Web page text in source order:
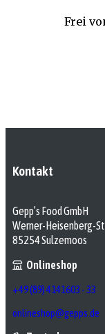
Frei
Kontakt
Gepp’s Food GmbH
Werner-Heisenberg-
85254 Sulzemoos
Onlineshop
+49 (89) 4141603 - 33
onlineshop@gepps.de